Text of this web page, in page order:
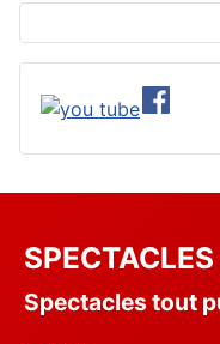
Spectacles tout